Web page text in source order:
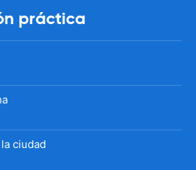
práctica
ciudad